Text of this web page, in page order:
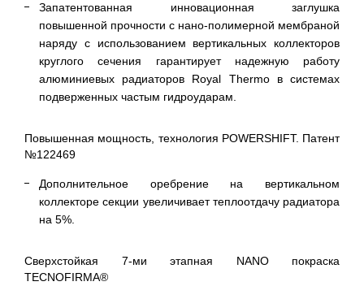
Запатентованная инновационная заглушка
повышенной прочности с нано-полимерной мембраной
наряду с использованием вертикальных коллекторов
круглого сечения гарантирует надежную работу
алюминиевых радиаторов Royal Thermo в системах
подверженных частым гидроударам.
Повышенная мощность, технология POWERSHIFT. Патент
№122469
Дополнительное оребрение на вертикальном
коллекторе секции увеличивает теплоотдачу радиатора
на 5%.
Сверхстойкая 7-ми этапная NANO покраска
TECNOFIRMA®